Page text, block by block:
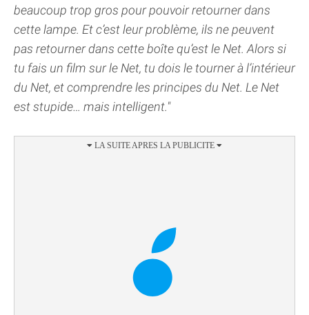
beaucoup trop gros pour pouvoir retourner dans
cette lampe. Et c’est leur problème, ils ne peuvent
pas retourner dans cette boîte qu’est le Net. Alors si
tu fais un film sur le Net, tu dois le tourner à l’intérieur
du Net, et comprendre les principes du Net. Le Net
est stupide… mais intelligent."